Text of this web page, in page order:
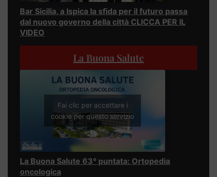
Bar Sicilia, a Ispica la sfida per il futuro passa
dal nuovo governo della città CLICCA PER IL
VIDEO
La Buona Salute
Fai clic per accettare i
cookie per questo servizio
La Buona Salute 63° puntata: Ortopedia
oncologica